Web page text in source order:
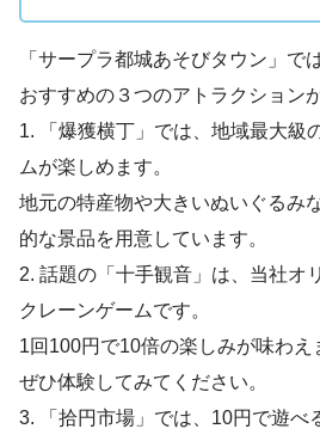
「サープラ都城あそびタウン」で
おすすめの３つのアトラクション
1. 「爆獲横丁」では、地域最大級
ムが楽しめます。
地元の特産物や大きいぬいぐるみ
的な景品を用意しています。
2. 話題の「十手観音」は、当社オ
クレーンゲームです。
1回100円で10倍の楽しみが味わえ
ぜひ体験してみてください。
3. 「拾円市場」では、10円で遊べ